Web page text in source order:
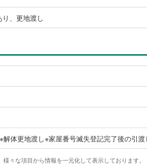
、更地渡し
解体更地渡し※家屋番号滅失登記完了後の引渡
々な項目から情報を一元化して表示しております。